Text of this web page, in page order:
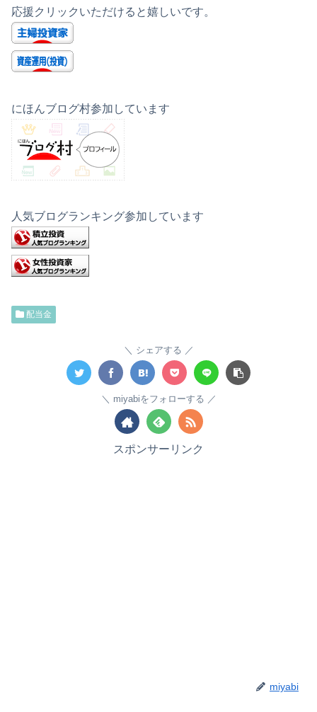
応援クリックいただけると嬉しいです。
にほんブログ村参加しています
人気ブログランキング参加しています
配当金
シェアする
miyabiをフォローする
スポンサーリンク
miyabi